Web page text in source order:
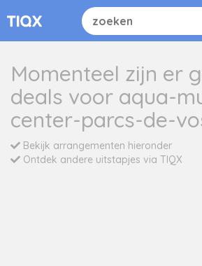
Momenteel zijn er
deals voor aqua-
center-parcs-de-
Bekijk arrangementen hieronder
Ontdek andere uitstapjes via TIQX